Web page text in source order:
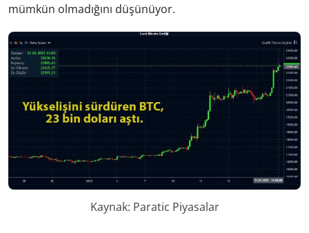
mümkün olmadığını düşünüyor.
Kaynak: Paratic Piyasalar